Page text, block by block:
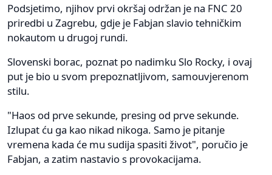
Podsjetimo, njihov prvi okršaj održan je na FNC 20
priredbi u Zagrebu, gdje je Fabjan slavio tehničkim
nokautom u drugoj rundi.
Slovenski borac, poznat po nadimku Slo Rocky, i ovaj
put je bio u svom prepoznatljivom, samouvjerenom
stilu.
"Haos od prve sekunde, presing od prve sekunde.
Izlupat ću ga kao nikad nikoga. Samo je pitanje
vremena kada će mu sudija spasiti život", poručio je
Fabjan, a zatim nastavio s provokacijama.